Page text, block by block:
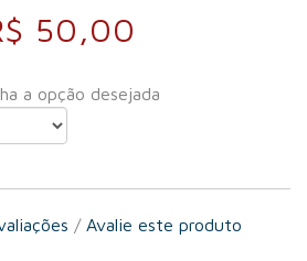
50,00
a opção desejada
/ Avalie este produto